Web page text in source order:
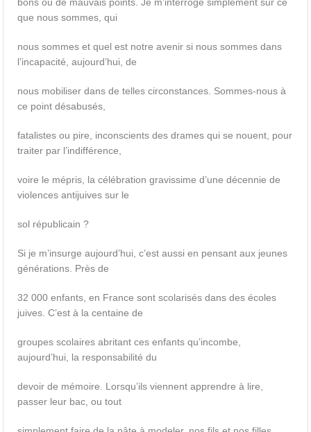
que nous sommes, qui
nous sommes et quel est notre avenir si nous sommes dans
l’incapacité, aujourd’hui, de
nous mobiliser dans de telles circonstances. Sommes-nous à
ce point désabusés,
fatalistes ou pire, inconscients des drames qui se nouent, pour
traiter par l’indifférence,
voire le mépris, la célébration gravissime d’une décennie de
violences antijuives sur le
sol républicain ?
Si je m’insurge aujourd’hui, c’est aussi en pensant aux jeunes
générations. Près de
32 000 enfants, en France sont scolarisés dans des écoles
juives. C’est à la centaine de
groupes scolaires abritant ces enfants qu’incombe,
aujourd’hui, la responsabilité du
devoir de mémoire. Lorsqu’ils viennent apprendre à lire,
passer leur bac, ou tout